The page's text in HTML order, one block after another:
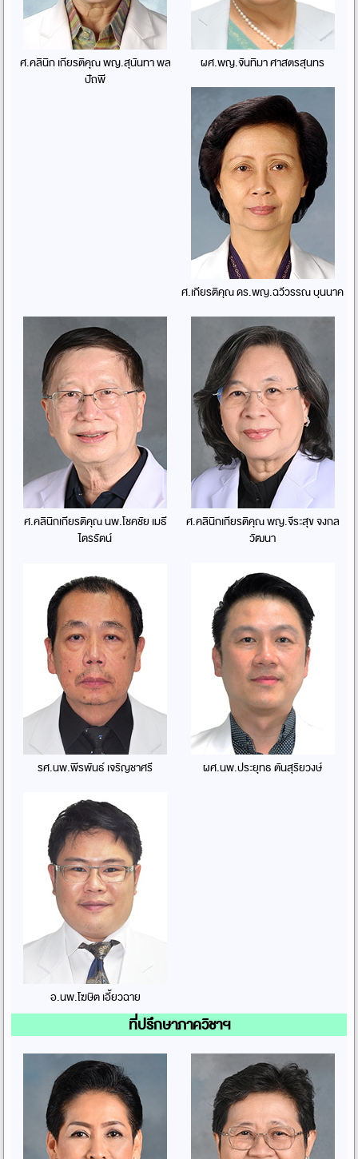
ศ.คลินิก เกียรติคุณ พญ.สุนันทา พล
ปัถพี
ผศ.พญ.จันทิมา ศาสตรสุนทร
ศ.เกียรติคุณ ดร.พญ.ฉวีวรรณ บุนนาค
ศ.คลินิกเกียรติคุณ นพ.โชคชัย เมธี
ไตรรัตน์
ศ.คลินิกเกียรติคุณ พญ.จีระสุข จงกล
วัฒนา
รศ.นพ.พีรพันธ์ เจริญชาศรี ผศ.นพ.ประยุทธ ตันสุริยวงษ์
อ.นพ.โฆษิต เอี้ยวฉาย
ที่ปรึกษาภาควิชาฯ